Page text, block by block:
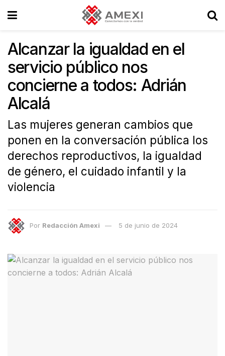
Alcanzar la igualdad en el
servicio público nos
concierne a todos: Adrián
Alcalá
Las mujeres generan cambios que
ponen en la conversación pública los
derechos reproductivos, la igualdad
de género, el cuidado infantil y la
violencia
Por Redacción Amexi 5 de junio de 2024